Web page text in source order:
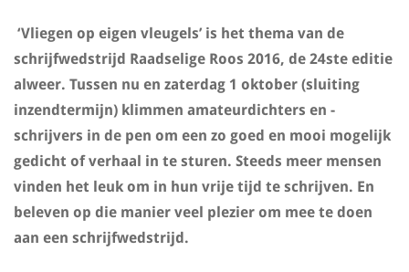
‘Vliegen op eigen vleugels’ is het thema van de
schrijfwedstrijd Raadselige Roos 2016, de 24ste editie
alweer. Tussen nu en zaterdag 1 oktober (sluiting
inzendtermijn) klimmen amateurdichters en -
schrijvers in de pen om een zo goed en mooi mogelijk
gedicht of verhaal in te sturen. Steeds meer mensen
vinden het leuk om in hun vrije tijd te schrijven. En
beleven op die manier veel plezier om mee te doen
aan een schrijfwedstrijd.